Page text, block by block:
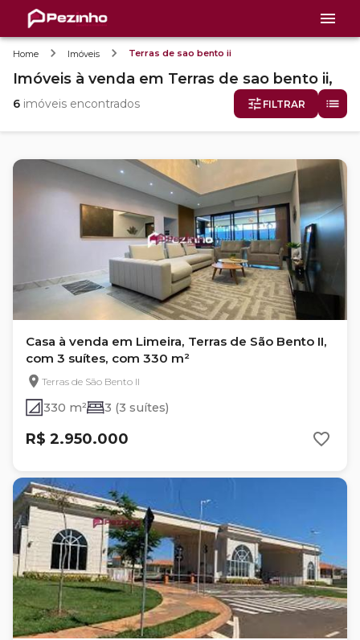
Home Imóveis Terras de sao bento ii
Imóveis à venda em Terras de sao bento ii,
6 imóveis encontrados FILTRAR
Casa à venda em Limeira, Terras de São Bento II,
com 3 suítes, com 330 m²
Terras de São Bento II
330 m² 3 (3 suítes)
R$ 2.950.000